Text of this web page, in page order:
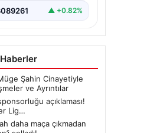
▲ +0.82%
Şahin Cinayetiyle
ve Ayrıntılar
açıklaması!
Lig…
daha maça çıkmadan